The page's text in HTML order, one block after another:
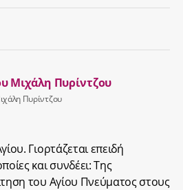
Πυρίντζου
Γιορτάζεται επειδή
και συνδέει: Της
του Αγίου Πνεύματος στους